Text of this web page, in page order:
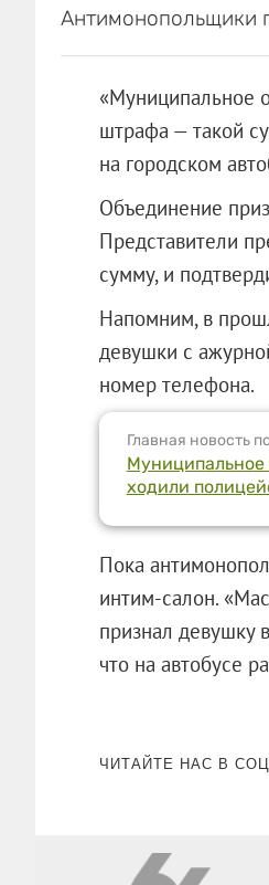
Антимонопольщики
«Муниципальное
штрафа — такой
на городском
Объединение
Представители
сумму, и
Напомним, в
девушки с
номер телефона.
Главная новость
Муниципальное
ходили
Пока
интим-салон.
признал девушку
что на автобусе
ЧИТАЙТЕ НАС В